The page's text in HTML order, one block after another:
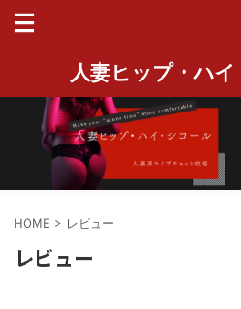
人妻ヒップ・ハ
HOME > レビュー
レビュー